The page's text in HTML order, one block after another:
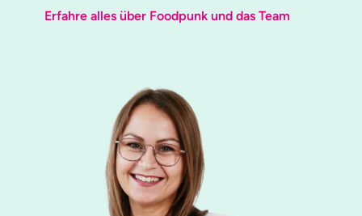
Erfahre alles über Foodpunk und das Team